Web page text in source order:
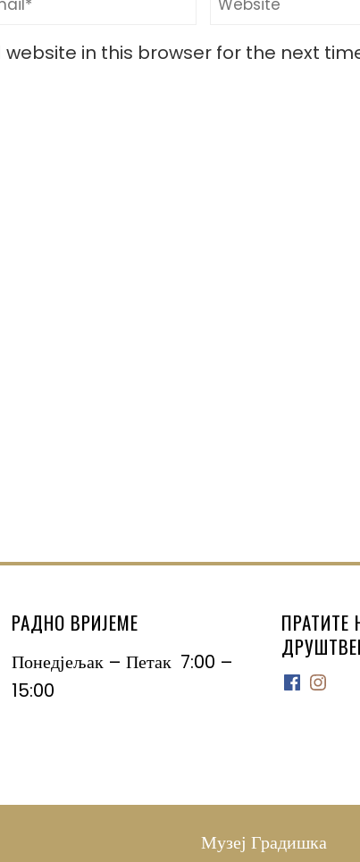
in this browser for the next
РАДНО ВРИЈЕМЕ
Понедјељак – Петак 7:00 –
15:00
ПРАТИТЕ
Facebook
Музеј Градишка